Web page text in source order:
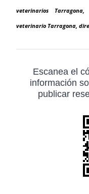
veterinarios
veterinario Tarragona,
Escanea el
información
publicar